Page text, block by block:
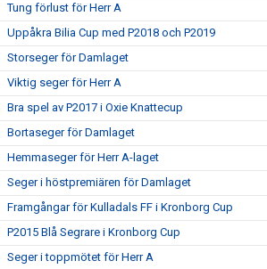
Tung förlust för Herr A
Uppåkra Bilia Cup med P2018 och P2019
Storseger för Damlaget
Viktig seger för Herr A
Bra spel av P2017 i Oxie Knattecup
Bortaseger för Damlaget
Hemmaseger för Herr A-laget
Seger i höstpremiären för Damlaget
Framgångar för Kulladals FF i Kronborg Cup
P2015 Blå Segrare i Kronborg Cup
Seger i toppmötet för Herr A